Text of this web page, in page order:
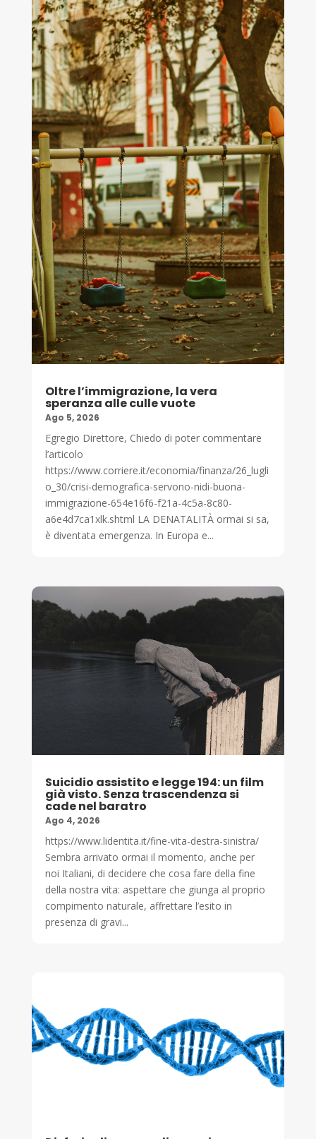
Oltre l’immigrazione, la vera
speranza alle culle vuote
Ago 5, 2026
Egregio Direttore, Chiedo di poter commentare
l’articolo
https://www.corriere.it/economia/finanza/26_lugli
o_30/crisi-demografica-servono-nidi-buona-
immigrazione-654e16f6-f21a-4c5a-8c80-
a6e4d7ca1xlk.shtml LA DENATALITÀ ormai si sa,
è diventata emergenza. In Europa e...
Suicidio assistito e legge 194: un film
già visto. Senza trascendenza si
cade nel baratro
Ago 4, 2026
https://www.lidentita.it/fine-vita-destra-sinistra/
Sembra arrivato ormai il momento, anche per
noi Italiani, di decidere che cosa fare della fine
della nostra vita: aspettare che giunga al proprio
compimento naturale, affrettare l’esito in
presenza di gravi...